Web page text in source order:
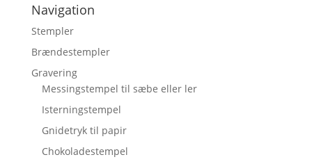
Navigation
Stempler
Brændestempler
Gravering
Messingstempel til sæbe eller ler
Isterningstempel
Gnidetryk til papir
Chokoladestempel